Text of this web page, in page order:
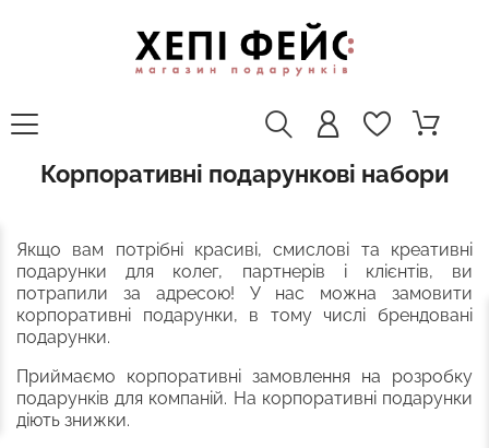
Корпоративні подарункові набори
Якщо вам потрібні красиві, смислові та креативні
подарунки для колег, партнерів і клієнтів, ви
потрапили за адресою! У нас можна замовити
корпоративні подарунки, в тому числі брендовані
подарунки.
Приймаємо корпоративні замовлення на розробку
подарунків для компаній. На корпоративні подарунки
діють знижки.